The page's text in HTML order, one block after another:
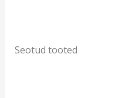
Seotud tooted